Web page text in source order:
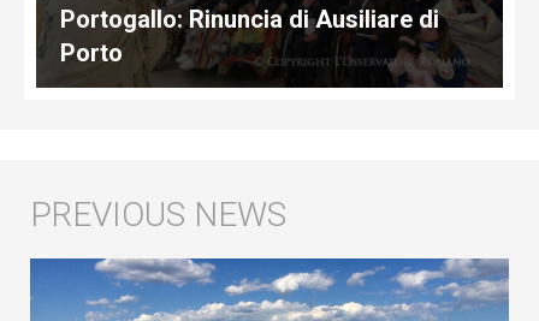
Portogallo: Rinuncia di Ausiliare di
Porto